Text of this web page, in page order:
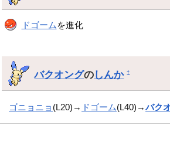
ドゴーム を進化
バクオングのしんか †
ゴニョニョ (L20)→ ドゴーム(L40)→バク